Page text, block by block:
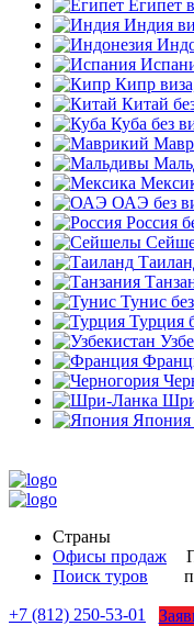
Египет
Индия
Кипр
Китай
Куба без
ОАЭ без
Россия
Тунис
Турция
Япония
Страны
Офисы продаж
Поиск туров
+7 (812) 250-53-01